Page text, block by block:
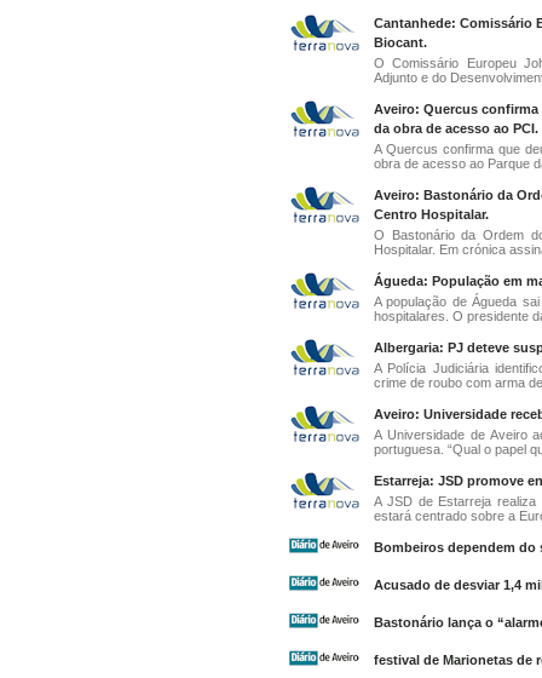
Cantanhede: Comissário
Biocant.
O Comissário Europeu
Adjunto e do
Aveiro: Quercus
da obra de acesso ao PCI.
A Quercus confirma que
obra de acesso ao Parque
Aveiro: Bastonário da
Centro Hospitalar.
O Bastonário da Ordem
Hospitalar. Em crónica
Águeda: População em
A população de Águeda
hospitalares. O presidente
Albergaria: PJ deteve
A Polícia Judiciária
crime de roubo com arma
Aveiro: Universidade
A Universidade de Aveiro
portuguesa. “Qual o papel
Estarreja: JSD promove
A JSD de Estarreja
estará centrado sobre a
Bombeiros dependem do
Acusado de desviar 1,4
Bastonário lança o
festival de Marionetas de